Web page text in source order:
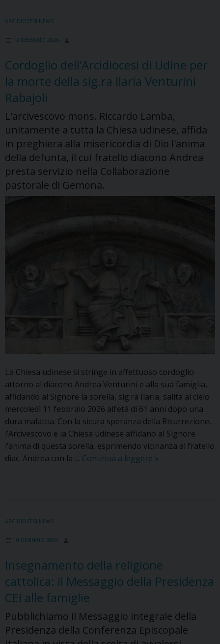
il
50°
ARCIDIOCESI NEWS
12 FEBBRAIO 2026
Cordoglio dell’Arcidiocesi di Udine per
la morte della sig.ra Ilaria Venturini
Rabajoli
L'arcivescovo mons. Riccardo Lamba,
unitamente a tutta la Chiesa udinese, affida
in preghiera alla misericordia di Dio l'anima
della defunta, il cui fratello diacono Andrea
presta servizio nella Collaborazione
pastorale di Gemona.
La Chiesa udinese si stringe in affettuoso cordoglio
attorno al diacono Andrea Venturini e alla sua famiglia,
affidando al Signore la sorella, sig.ra Ilaria, salita al cielo
mercoledì 11 febbraio 2026 all’età di 61 anni dopo una
dura malattia. Con la sicura speranza della Risurrezione,
l’Arcivescovo e la Chiesa udinese affidano al Signore
l’anima di questa sorella, esprimendo vicinanza al fratello
diac. Andrea con la … Continua a leggere Cordoglio
Ilaria
Venturini
»
ARCIDIOCESI NEWS
10 GENNAIO 2026
Insegnamento della religione
cattolica: il Messaggio della Presidenza
CEI alle famiglie
Pubblichiamo il Messaggio integrale della
Presidenza della Conferenza Episcopale